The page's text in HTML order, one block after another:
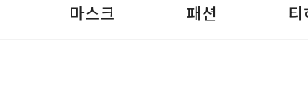
마스크 패션